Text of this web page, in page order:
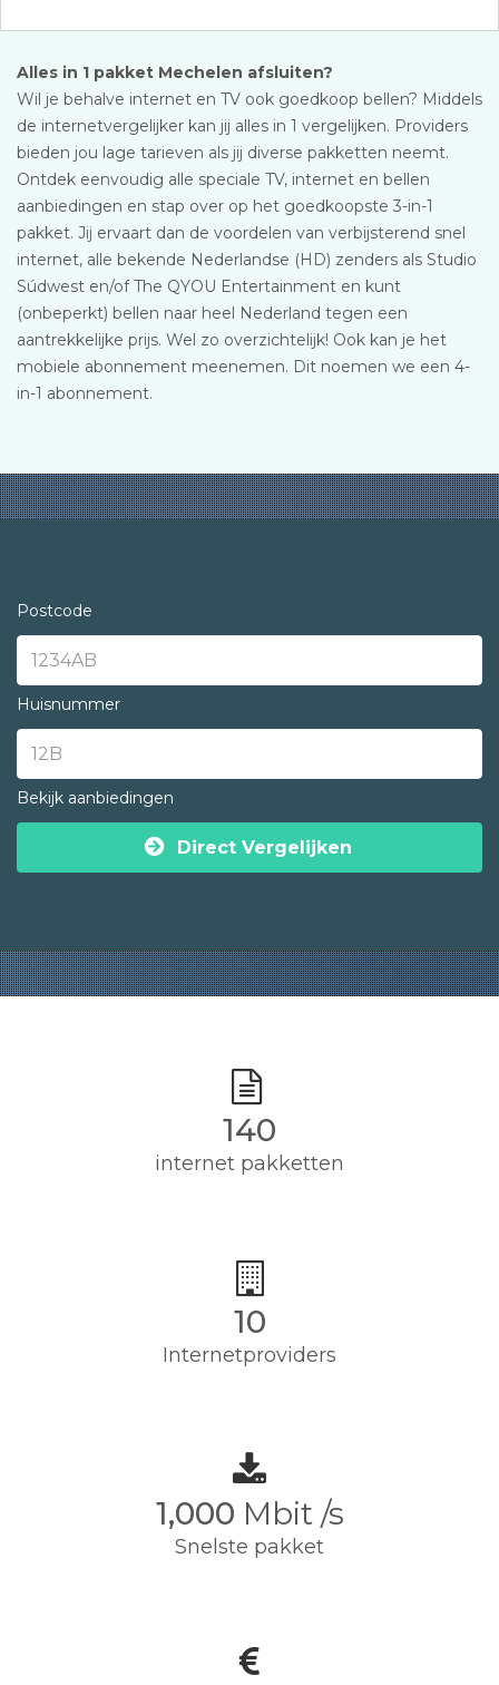
Alles in 1 pakket Mechelen afsluiten?
Wil je behalve internet en TV ook goedkoop bellen? Middels
de internetvergelijker kan jij alles in 1 vergelijken. Providers
bieden jou lage tarieven als jij diverse pakketten neemt.
Ontdek eenvoudig alle speciale TV, internet en bellen
aanbiedingen en stap over op het goedkoopste 3-in-1
pakket. Jij ervaart dan de voordelen van verbijsterend snel
internet, alle bekende Nederlandse (HD) zenders als Studio
Súdwest en/of The QYOU Entertainment en kunt
(onbeperkt) bellen naar heel Nederland tegen een
aantrekkelijke prijs. Wel zo overzichtelijk! Ook kan je het
mobiele abonnement meenemen. Dit noemen we een 4-
in-1 abonnement.
Postcode
Huisnummer
Bekijk aanbiedingen
Direct Vergelijken
140
internet pakketten
10
Internetproviders
1,000 Mbit /s
Snelste pakket